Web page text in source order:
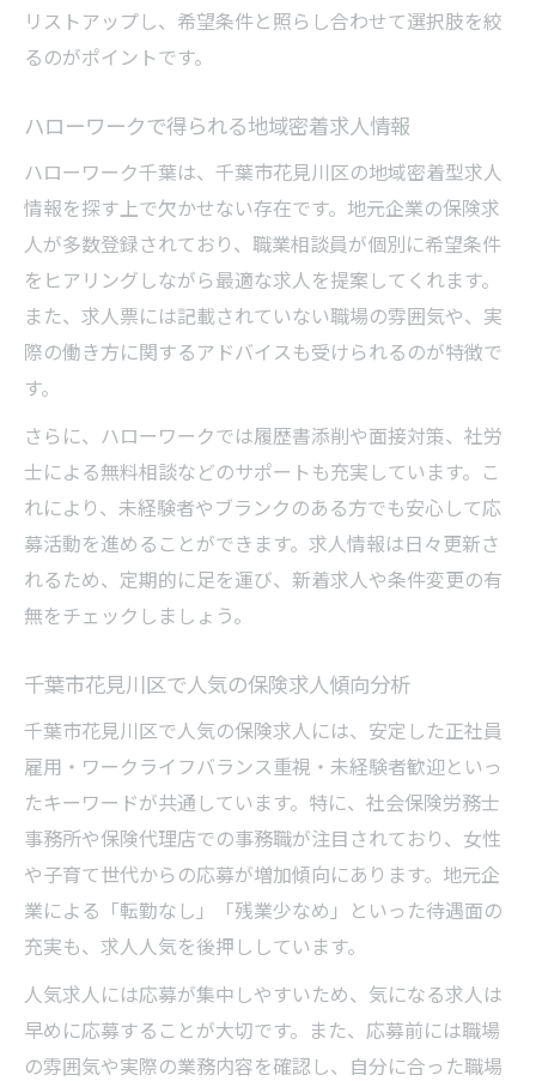
リストアップし、希望条件と照らし合わせて選択肢を絞
るのがポイントです。
ハローワークで得られる地域密着求人情報
ハローワーク千葉は、千葉市花見川区の地域密着型求人
情報を探す上で欠かせない存在です。地元企業の保険求
人が多数登録されており、職業相談員が個別に希望条件
をヒアリングしながら最適な求人を提案してくれます。
また、求人票には記載されていない職場の雰囲気や、実
際の働き方に関するアドバイスも受けられるのが特徴で
す。
さらに、ハローワークでは履歴書添削や面接対策、社労
士による無料相談などのサポートも充実しています。こ
れにより、未経験者やブランクのある方でも安心して応
募活動を進めることができます。求人情報は日々更新さ
れるため、定期的に足を運び、新着求人や条件変更の有
無をチェックしましょう。
千葉市花見川区で人気の保険求人傾向分析
千葉市花見川区で人気の保険求人には、安定した正社員
雇用・ワークライフバランス重視・未経験者歓迎といっ
たキーワードが共通しています。特に、社会保険労務士
事務所や保険代理店での事務職が注目されており、女性
や子育て世代からの応募が増加傾向にあります。地元企
業による「転勤なし」「残業少なめ」といった待遇面の
充実も、求人人気を後押ししています。
人気求人には応募が集中しやすいため、気になる求人は
早めに応募することが大切です。また、応募前には職場
の雰囲気や実際の業務内容を確認し、自分に合った職場